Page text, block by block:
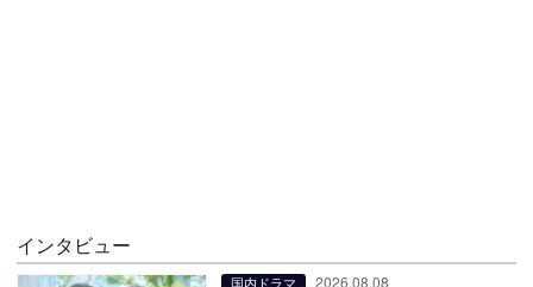
インタビュー
国内ドラマ 2026.08.08